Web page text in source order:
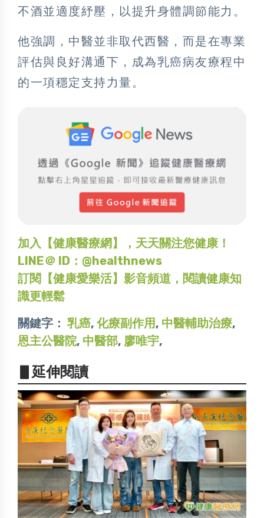
不酒並適度紓壓，以提升身體調節能力。
他強調，中醫並非取代西醫，而是在專業
評估與良好溝通下，成為乳癌病友療程中
的一項穩定支持力量。
加入【健康醫療網】，天天關注您健康！
LINE＠ ID：@healthnews
訂閱【健康愛樂活】影音頻道，閱讀健康知
識更輕鬆
關鍵字： 乳癌, 化療副作用, 中醫輔助治療,
恩主公醫院, 中醫部, 廖唯宇,
▋延伸閱讀